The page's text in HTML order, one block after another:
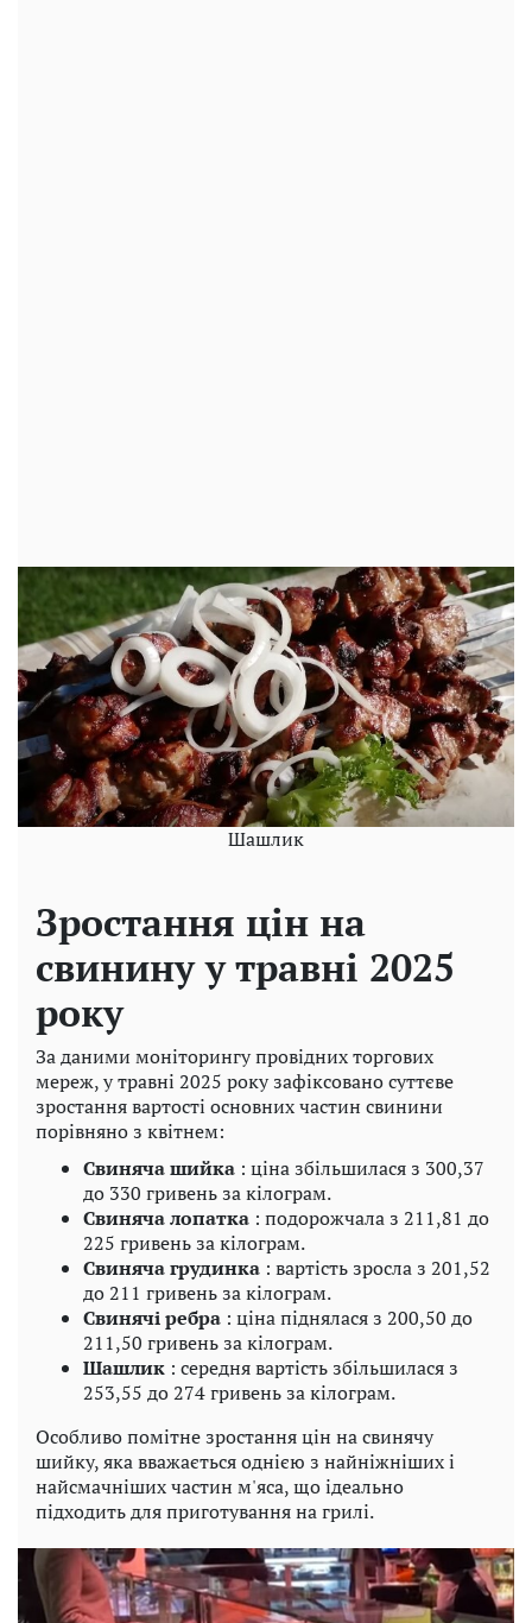
Шашлик
Зростання цін на
свинину у травні 2025
року
За даними моніторингу провідних торгових
мереж, у травні 2025 року зафіксовано суттєве
зростання вартості основних частин свинини
порівняно з квітнем:
Свиняча шийка : ціна збільшилася з 300,37
до 330 гривень за кілограм.
Свиняча лопатка : подорожчала з 211,81 до
225 гривень за кілограм.
Свиняча грудинка : вартість зросла з 201,52
до 211 гривень за кілограм.
Свинячі ребра : ціна піднялася з 200,50 до
211,50 гривень за кілограм.
Шашлик : середня вартість збільшилася з
253,55 до 274 гривень за кілограм.
Особливо помітне зростання цін на свинячу
шийку, яка вважається однією з найніжніших і
найсмачніших частин м'яса, що ідеально
підходить для приготування на грилі.